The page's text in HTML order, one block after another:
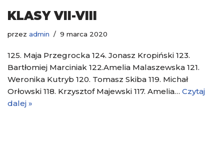
KLASY VII-VIII
przez admin 9 marca 2020
125. Maja Przegrocka 124. Jonasz Kropiński 123.
Bartłomiej Marciniak 122.Amelia Malaszewska 121.
Weronika Kutryb 120. Tomasz Skiba 119. Michał
Orłowski 118. Krzysztof Majewski 117. Amelia… Czytaj
dalej »